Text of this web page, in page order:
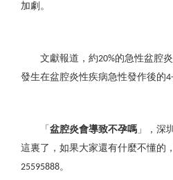
加劇。
文獻報道，約20%的急性盆腔
發生在盆腔炎性疾病急性發作後的
「 盆腔炎會導致不孕嗎 」，深
這裏了，如果大家還有什麼不懂的
25595888。